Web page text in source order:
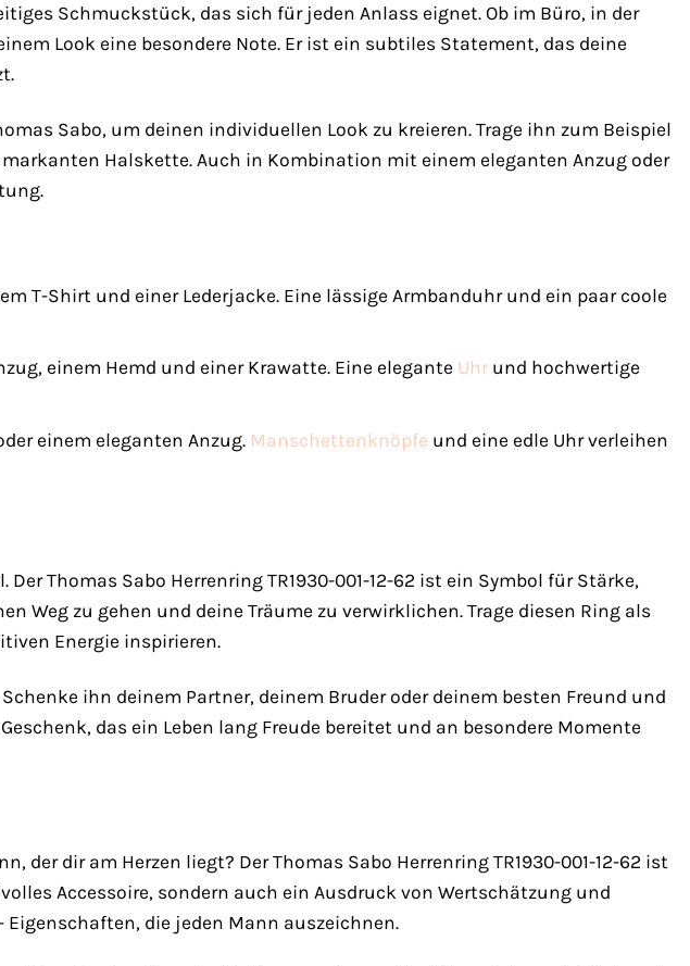
Schmuckstück, das sich für jeden Anlass eignet. Ob im Büro, in der
Look eine besondere Note. Er ist ein subtiles Statement, das deine
Sabo, um deinen individuellen Look zu kreieren. Trage ihn zum Beispiel
Halskette. Auch in Kombination mit einem eleganten Anzug oder
T-Shirt und einer Lederjacke. Eine lässige Armbanduhr und ein paar coole
einem Hemd und einer Krawatte. Eine elegante Uhrund hochwertige
einem eleganten Anzug. Manschettenknöpfe und eine edle Uhr verleihen
Thomas Sabo Herrenring TR1930-001-12-62 ist ein Symbol für Stärke,
Weg zu gehen und deine Träume zu verwirklichen. Trage diesen Ring als
Energie inspirieren.
ihn deinem Partner, deinem Bruder oder deinem besten Freund und
das ein Leben lang Freude bereitet und an besondere Momente
der dir am Herzen liegt? Der Thomas Sabo Herrenring TR1930-001-12-62 ist
Accessoire, sondern auch ein Ausdruck von Wertschätzung und
die jeden Mann auszeichnen.